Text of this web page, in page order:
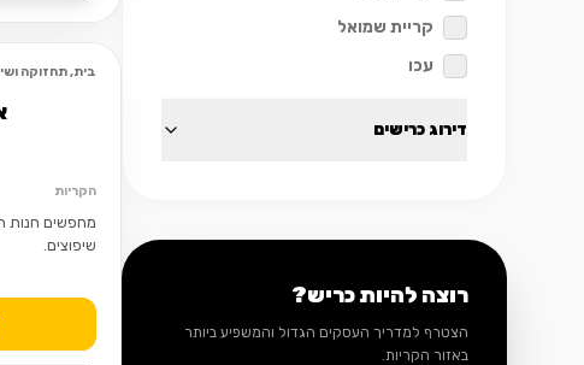
קריית שמואל
עכו
דירוג כרישים
רוצה להיות כריש?
הצטרף למדריך העסקים הגדול והמשפיע ביותר
באזור הקריות.
בית, תחזוקה
הקריות
מחפשים חנות
שיפוצים.